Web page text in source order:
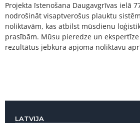
Projekta īstenošana Daugavgrīvas ielā
nodrošināt visaptverošus plauktu
noliktavām, kas atbilst mūsdienu
prasībām. Mūsu pieredze un
rezultātus jebkura apjoma noliktavu
LATVIJA